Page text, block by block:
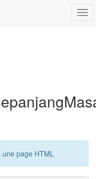
page HTML